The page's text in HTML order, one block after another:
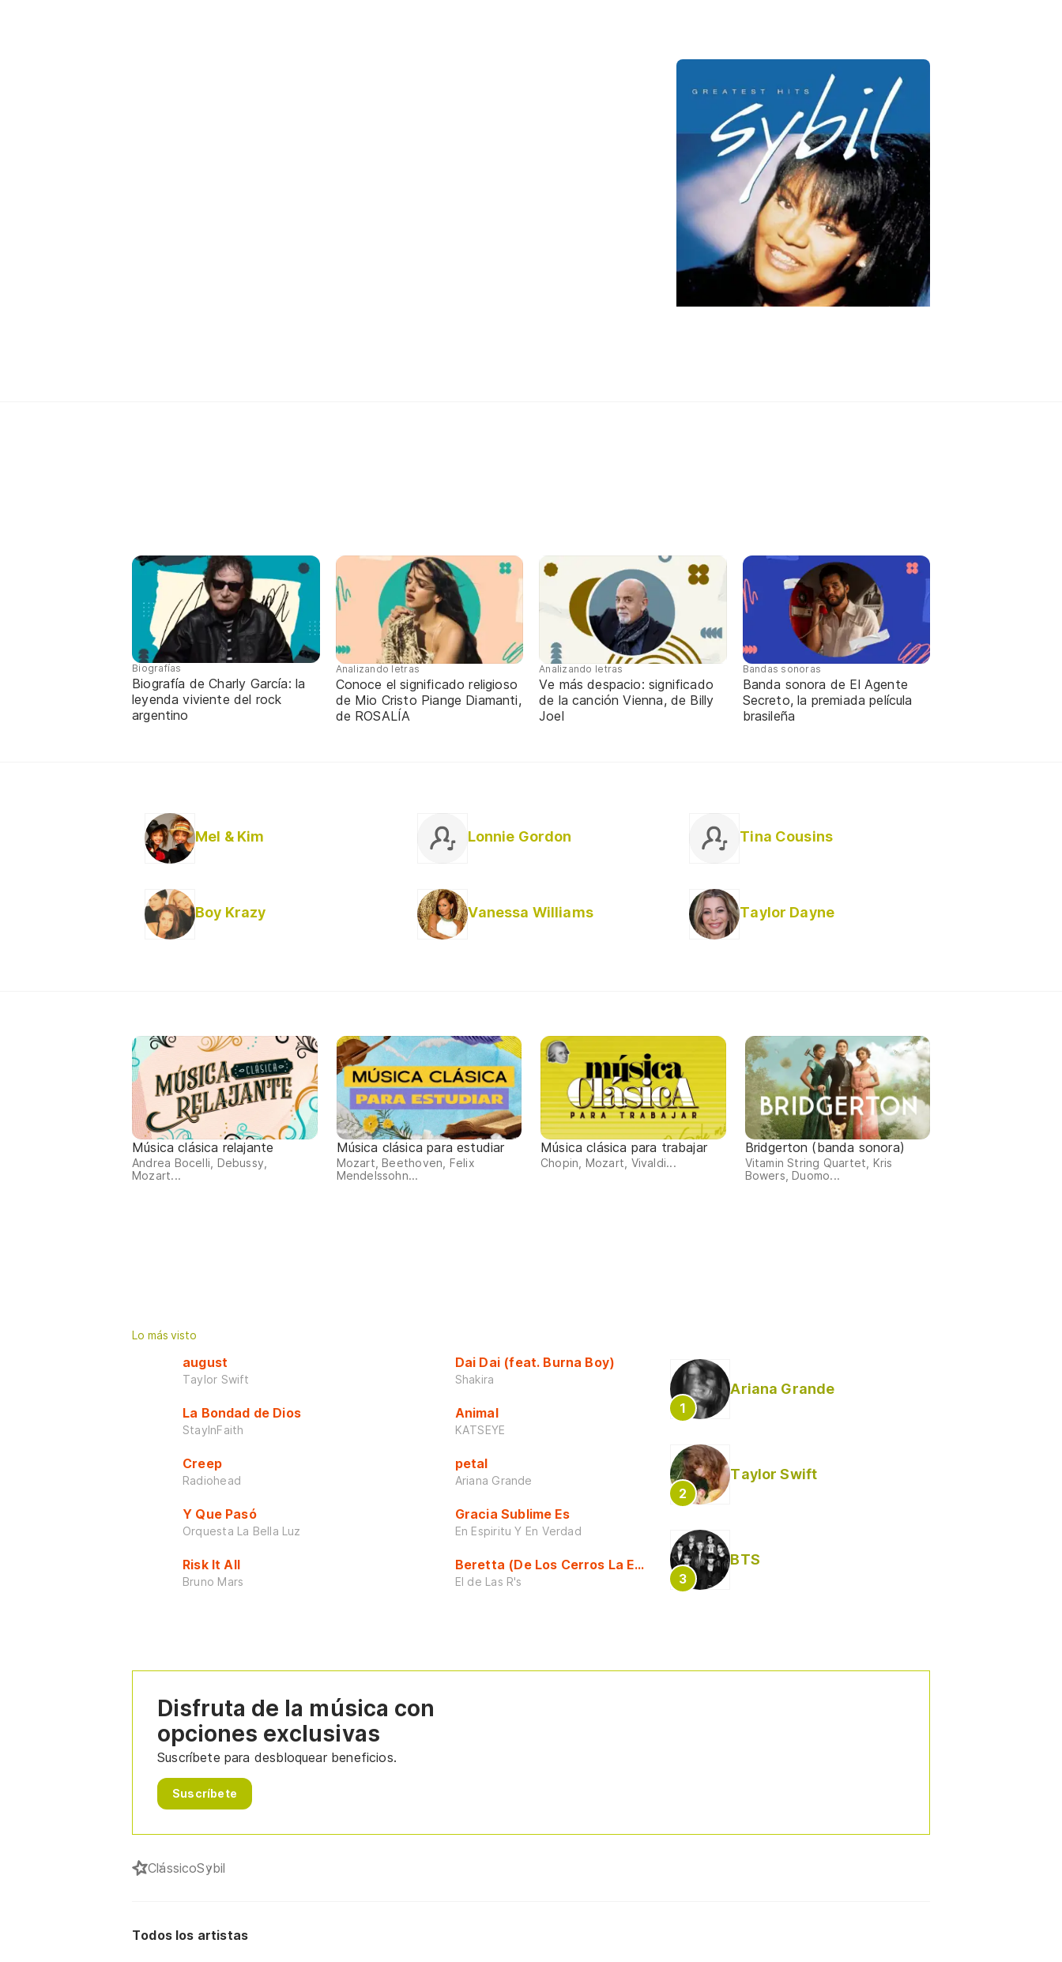
Biografías
Biografía de Charly García: la
leyenda viviente del rock
argentino
Analizando letras
Conoce el significado religioso
de Mio Cristo Piange Diamanti,
de ROSALÍA
Analizando letras
Ve más despacio: significado
de la canción Vienna, de Billy
Joel
Bandas sonoras
Banda sonora de El Agente
Secreto, la premiada película
brasileña
Mel & Kim Lonnie Gordon Tina Cousins
Boy Krazy Vanessa Williams Taylor Dayne
Música clásica relajante
Andrea Bocelli, Debussy,
Mozart...
Música clásica para estudiar
Mozart, Beethoven, Felix
Mendelssohn...
Música clásica para trabajar
Chopin, Mozart, Vivaldi...
Bridgerton (banda sonora)
Vitamin String Quartet, Kris
Bowers, Duomo...
Lo más visto
august
Taylor Swift
La Bondad de Dios
StayInFaith
Creep
Radiohead
Y Que Pasó
Orquesta La Bella Luz
Risk It All
Bruno Mars
Dai Dai (feat. Burna Boy)
Shakira
Animal
KATSEYE
petal
Ariana Grande
Gracia Sublime Es
En Espiritu Y En Verdad
Beretta (De Los Cerros La Escuela)
El de Las R's
Ariana Grande
Taylor Swift
BTS
Disfruta de la música con
opciones exclusivas
Suscríbete para desbloquear beneficios.
Suscríbete
ClássicoSybil
Todos los artistas